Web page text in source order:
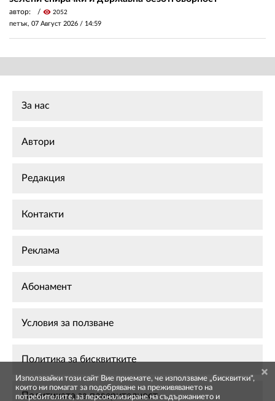
автор: visibility 2052
петък, 07 Август 2026 / 14:59
За нас
Автори
Редакция
Контакти
Реклама
Абонамент
Условия за ползване
Политика за бисквитките
Политиката за поверителност
Използвайки този сайт Вие приемате, че използваме „бисквитки",
които ни помагат за подобряване на преживяването на
потребителите, за персонализиране на съдържанието и